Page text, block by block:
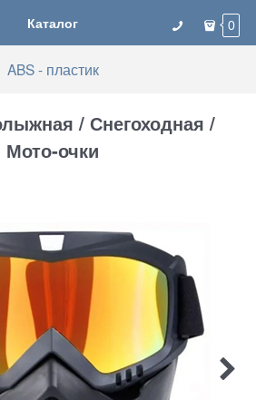
Каталог 0
ABS - пластик
/ Снегоходная /
Мото-очки